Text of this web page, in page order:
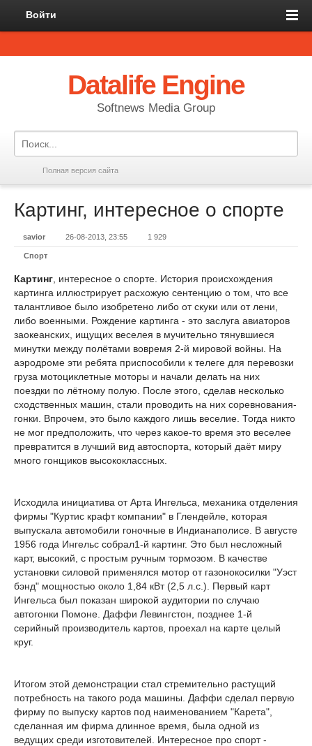
Войти
Datalife Engine
Softnews Media Group
Полная версия сайта
Картинг, интересное о спорте
savior 26-08-2013, 23:55 1 929
Спорт
Картинг , интересное о спорте. История происхождения
картинга иллюстрирует расхожую сентенцию о том, что все
талантливое было изобретено либо от скуки или от лени,
либо военными. Рождение картинга - это заслуга авиаторов
заокеанских, ищущих веселея в мучительно тянувшиеся
минутки между полётами вовремя 2-й мировой войны. На
аэродроме эти ребята приспособили к телеге для перевозки
груза мотоциклетные моторы и начали делать на них
поездки по лётному полую. После этого, сделав несколько
сходственных машин, стали проводить на них соревнования-
гонки. Впрочем, это было каждого лишь веселие. Тогда никто
не мог предположить, что через какое-то время это веселее
превратится в лучший вид автоспорта, который даёт миру
много гонщиков высококлассных.
Исходила инициатива от Арта Ингельса, механика отделения
фирмы "Куртис крафт компании" в Глендейле, которая
выпускала автомобили гоночные в Индианаполисе. В августе
1956 года Ингельс собрал1-й картинг. Это был несложный
карт, высокий, с простым ручным тормозом. В качестве
установки силовой применялся мотор от газонокосилки "Уэст
бэнд" мощностью около 1,84 кВт (2,5 л.с.). Первый карт
Ингельса был показан широкой аудитории по случаю
автогонки Помоне. Даффи Левингстон, позднее 1-й
серийный производитель картов, проехал на карте целый
круг.
Итогом этой демонстрации стал стремительно растущий
потребность на такого рода машины. Даффи сделал первую
фирму по выпуску картов под наименованием "Карета",
сделанная им фирма длинное время, была одной из
ведущих среди изготовителей. Интересное про спорт -